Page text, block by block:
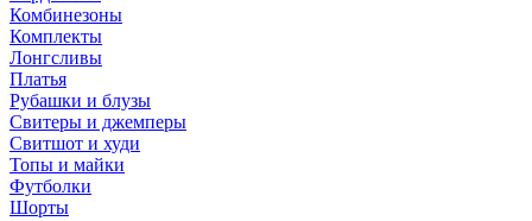
Комбинезоны
Комплекты
Лонгсливы
Платья
Рубашки и блузы
Свитеры и джемперы
Свитшот и худи
Топы и майки
Футболки
Шорты